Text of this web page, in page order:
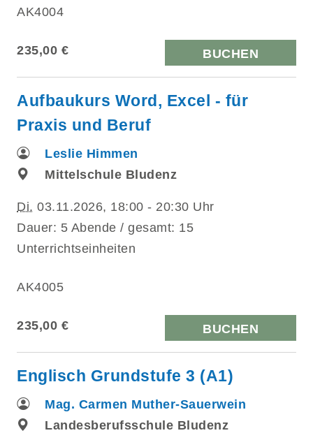
AK4004
235,00 € BUCHEN
Aufbaukurs Word, Excel - für
Praxis und Beruf
Leslie Himmen
Mittelschule Bludenz
Di. 03.11.2026, 18:00 - 20:30 Uhr
Dauer: 5 Abende / gesamt: 15
Unterrichtseinheiten
AK4005
235,00 € BUCHEN
Englisch Grundstufe 3 (A1)
Mag. Carmen Muther-Sauerwein
Landesberufsschule Bludenz